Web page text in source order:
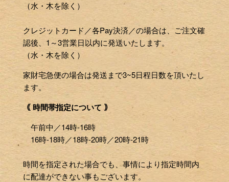
（水・木を除く）
クレジットカード／各Pay決済／の場合は、ご注文確
認後、1～3営業日以内に発送いたします。
（水・木を除く）
家財宅急便の場合は発送まで3~5日程日数を頂いたし
ます。
｟ 時間帯指定について ｠
午前中／14時-16時
16時-18時／18時-20時／20時-21時
時間を指定された場合でも、事情により指定時間内
に配達ができない事もございます。